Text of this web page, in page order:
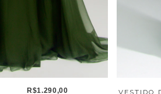
R$1.290,00
VESTIDO